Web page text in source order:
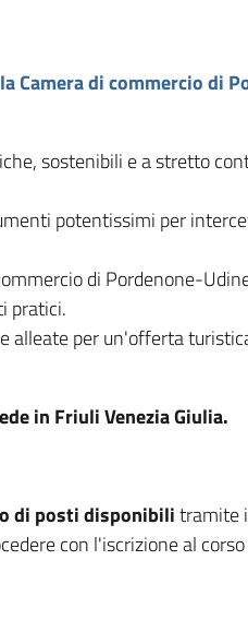
Camera di commercio di
sostenibili e a stretto
potentissimi per
di Pordenone-
pratici.
alleate per un'offerta
in Friuli Venezia Giulia.
di posti disponibilitramite
con l'iscrizione al